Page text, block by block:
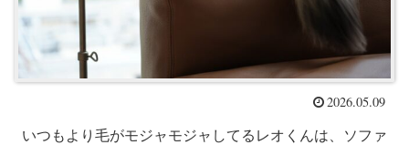
2026.05.09
いつもより毛がモジャモジャしてるレオくんは、ソファ